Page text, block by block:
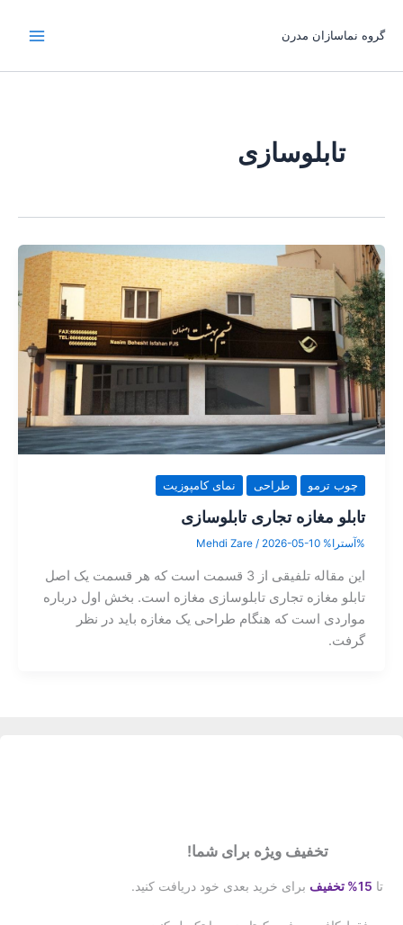
گروه نماسازان مدرن
تابلوسازی
چوب ترمو طراحی نمای کامپوزیت
تابلو مغازه تجاری تابلوسازی
%آسترا% Mehdi Zare/ 2026-05-10
این مقاله تلفیقی از 3 قسمت است که هر قسمت یک اصل
تابلو مغازه تجاری تابلوسازی مغازه است. بخش اول درباره
مواردی است که هنگام طراحی یک مغازه باید در نظر
گرفت.